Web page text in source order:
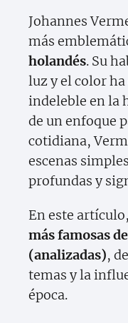
Johannes
más
holandés. Su
luz y el color
indeleble en la
de un enfoque
cotidiana,
escenas
profundas y
En este
más famosas
(analizadas),
temas y la
época.